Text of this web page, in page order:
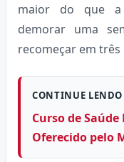
maior do que a
demorar uma
recomeçar em três
CONTINUE LENDO
Curso de
Oferecido pelo